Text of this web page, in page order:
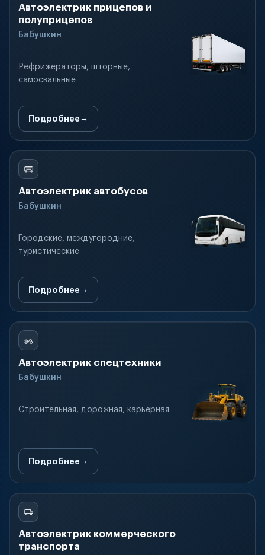
Автоэлектрик прицепов и
полуприцепов
Бабушкин
Рефрижераторы, шторные,
самосвальные
Подробнее
Автоэлектрик автобусов
Бабушкин
Городские, междугородние,
туристические
Подробнее
Автоэлектрик спецтехники
Бабушкин
Строительная, дорожная, карьерная
Подробнее
Автоэлектрик коммерческого
транспорта